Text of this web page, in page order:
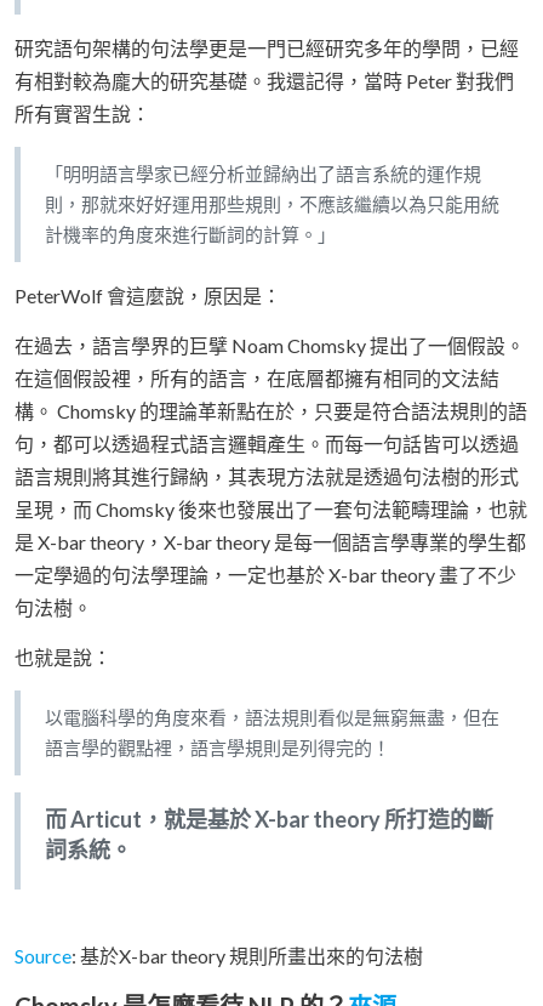
研究語句架構的句法學更是一門已經研究多年的學問，已經
有相對較為龐大的研究基礎。我還記得，當時 Peter 對我們
所有實習生說：
「明明語言學家已經分析並歸納出了語言系統的運作規
則，那就來好好運用那些規則，不應該繼續以為只能用統
計機率的角度來進行斷詞的計算。」
PeterWolf 會這麼說，原因是：
在過去，語言學界的巨擘 Noam Chomsky 提出了一個假設。
在這個假設裡，所有的語言，在底層都擁有相同的文法結
構。 Chomsky 的理論革新點在於，只要是符合語法規則的語
句，都可以透過程式語言邏輯產生。而每一句話皆可以透過
語言規則將其進行歸納，其表現方法就是透過句法樹的形式
呈現，而 Chomsky 後來也發展出了一套句法範疇理論，也就
是 X-bar theory，X-bar theory 是每一個語言學專業的學生都
一定學過的句法學理論，一定也基於 X-bar theory 畫了不少
句法樹。
也就是說：
以電腦科學的角度來看，語法規則看似是無窮無盡，但在
語言學的觀點裡，語言學規則是列得完的！
而 Articut，就是基於 X-bar theory 所打造的斷
詞系統。
Source: 基於X-bar theory 規則所畫出來的句法樹